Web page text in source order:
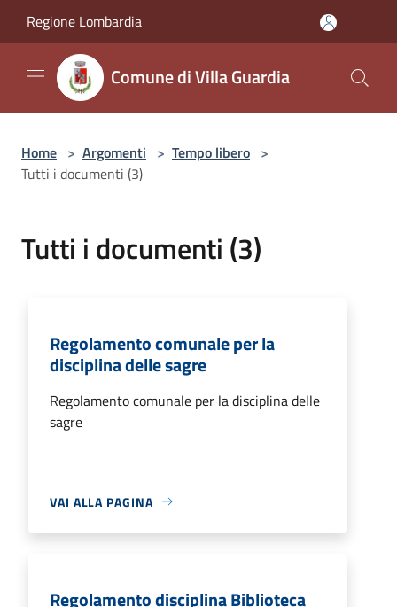
Regione Lombardia
Comune di Villa Guardia
Home > Argomenti > Tempo libero >
Tutti i documenti (3)
Tutti i documenti (3)
Regolamento comunale per la
disciplina delle sagre
Regolamento comunale per la disciplina delle
sagre
VAI ALLA PAGINA
Regolamento disciplina Biblioteca